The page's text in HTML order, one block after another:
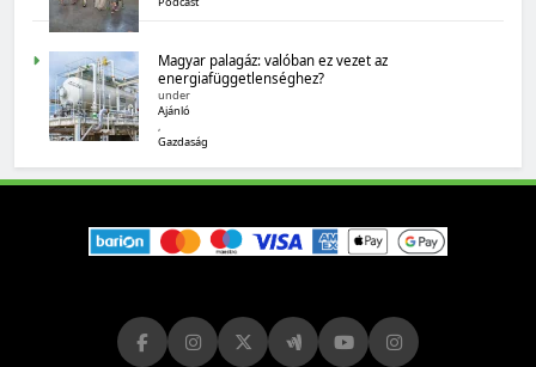
Magyarország számokban: biogazdálkodás
Tizenhat adatsor a tizenhat évről
Magyar palagáz: valóban ez vezet az
energiafüggetlenséghez?
under
Ajánló
,
Gazdaság